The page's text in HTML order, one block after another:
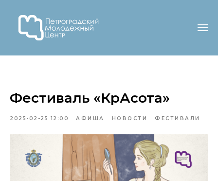
Фестиваль «КрАсота»
2025-02-25 12:00 АФИША НОВОСТИ ФЕСТИВАЛИ